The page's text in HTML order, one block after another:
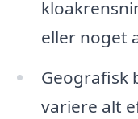
eller noget
Geografisk
variere alt